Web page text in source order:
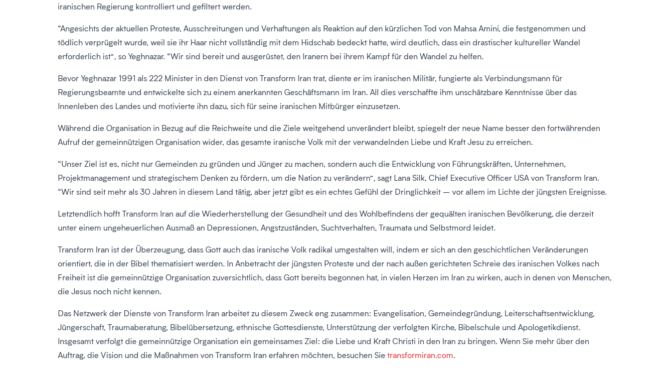
iranischen Regierung kontrolliert und gefiltert werden.
“Angesichts der aktuellen Proteste, Ausschreitungen und Verhaftungen als Reaktion auf den kürzlichen Tod von Mahsa Amini, die festgenommen und
tödlich verprügelt wurde, weil sie ihr Haar nicht vollständig mit dem Hidschab bedeckt hatte, wird deutlich, dass ein drastischer kultureller Wandel
erforderlich ist”, so Yeghnazar. “Wir sind bereit und ausgerüstet, den Iranern bei ihrem Kampf für den Wandel zu helfen.
Bevor Yeghnazar 1991 als 222 Minister in den Dienst von Transform Iran trat, diente er im iranischen Militär, fungierte als Verbindungsmann für
Regierungsbeamte und entwickelte sich zu einem anerkannten Geschäftsmann im Iran. All dies verschaffte ihm unschätzbare Kenntnisse über das
Innenleben des Landes und motivierte ihn dazu, sich für seine iranischen Mitbürger einzusetzen.
Während die Organisation in Bezug auf die Reichweite und die Ziele weitgehend unverändert bleibt, spiegelt der neue Name besser den fortwährenden
Aufruf der gemeinnützigen Organisation wider, das gesamte iranische Volk mit der verwandelnden Liebe und Kraft Jesu zu erreichen.
“Unser Ziel ist es, nicht nur Gemeinden zu gründen und Jünger zu machen, sondern auch die Entwicklung von Führungskräften, Unternehmen,
Projektmanagement und strategischem Denken zu fördern, um die Nation zu verändern”, sagt Lana Silk, Chief Executive Officer USA von Transform Iran.
“Wir sind seit mehr als 30 Jahren in diesem Land tätig, aber jetzt gibt es ein echtes Gefühl der Dringlichkeit – vor allem im Lichte der jüngsten Ereignisse.
Letztendlich hofft Transform Iran auf die Wiederherstellung der Gesundheit und des Wohlbefindens der gequälten iranischen Bevölkerung, die derzeit
unter einem ungeheuerlichen Ausmaß an Depressionen, Angstzuständen, Suchtverhalten, Traumata und Selbstmord leidet.
Transform Iran ist der Überzeugung, dass Gott auch das iranische Volk radikal umgestalten will, indem er sich an den geschichtlichen Veränderungen
orientiert, die in der Bibel thematisiert werden. In Anbetracht der jüngsten Proteste und der nach außen gerichteten Schreie des iranischen Volkes nach
Freiheit ist die gemeinnützige Organisation zuversichtlich, dass Gott bereits begonnen hat, in vielen Herzen im Iran zu wirken, auch in denen von Menschen,
die Jesus noch nicht kennen.
Das Netzwerk der Dienste von Transform Iran arbeitet zu diesem Zweck eng zusammen: Evangelisation, Gemeindegründung, Leiterschaftsentwicklung,
Jüngerschaft, Traumaberatung, Bibelübersetzung, ethnische Gottesdienste, Unterstützung der verfolgten Kirche, Bibelschule und Apologetikdienst.
Insgesamt verfolgt die gemeinnützige Organisation ein gemeinsames Ziel: die Liebe und Kraft Christi in den Iran zu bringen. Wenn Sie mehr über den
Auftrag, die Vision und die Maßnahmen von Transform Iran erfahren möchten, besuchen Sietransformiran.com.